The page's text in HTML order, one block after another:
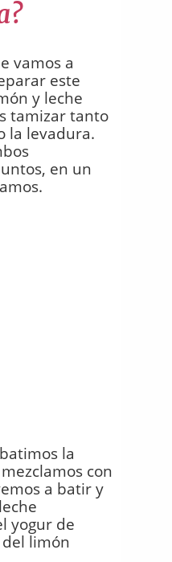
vamos a
este
y leche
tamizar tanto
la levadura.
en un
la
con
a batir y
yogur de
limón